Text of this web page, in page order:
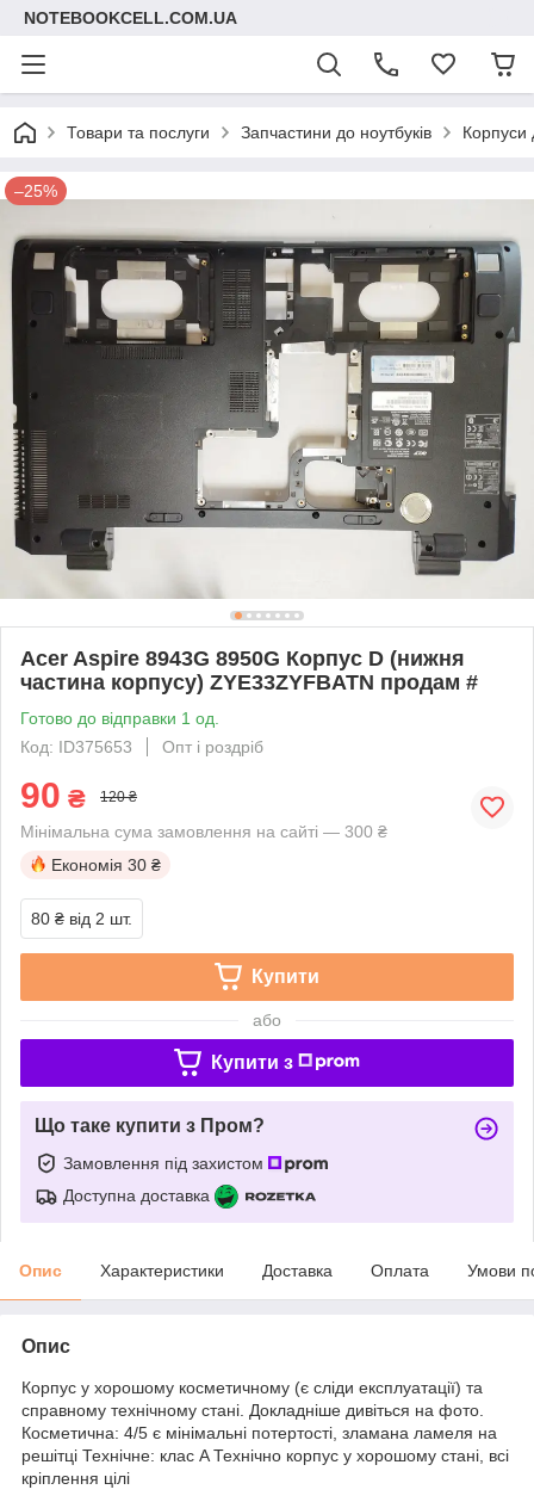
NOTEBOOKCELL.COM.UA
Товари та послуги Запчастини до ноутбуків Корпуси
–25%
Acer Aspire 8943G 8950G Корпус D (нижня
частина корпусу) ZYE33ZYFBATN продам #
Готово до відправки 1 од.
Код: ID375653
Опт і роздріб
90 ₴ 120 ₴
Мінімальна сума замовлення на сайті — 300 ₴
Економія 30 ₴
80 ₴ від 2 шт.
Купити
або
Купити з
Що таке купити з Пром?
Замовлення під захистом
Доступна доставка
Опис Характеристики Доставка Оплата Умови
Опис
Корпус у хорошому косметичному (є сліди експлуатації) та
справному технічному стані. Докладніше дивіться на фото.
Косметична: 4/5 є мінімальні потертості, зламана ламеля на
решітці Технічне: клас A Технічно корпус у хорошому стані, всі
кріплення цілі